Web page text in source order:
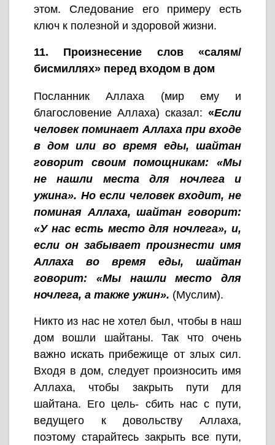
этом. Следование его примеру есть
ключ к полезной и здоровой жизни.
11. Произнесение слов «салям/
бисмиллях» перед входом в дом
Посланник Аллаха (мир ему и
благословение Аллаха) сказал: «Если
человек поминает Аллаха при входе
в дом или во время еды, шайтан
говорит своим помощникам: «Мы
не нашли места для ночлега и
ужина». Но если человек входит, не
поминая Аллаха, шайтан говорит:
«У нас есть место для ночлега», и,
если он забывает произнести имя
Аллаха во время еды, шайтан
говорит: «Мы нашли место для
ночлега, а также ужин». (Муслим).
Никто из нас не хотел был, чтобы в наш
дом вошли шайтаны. Так что очень
важно искать прибежище от злых сил.
Входя в дом, следует произносить имя
Аллаха, чтобы закрыть пути для
шайтана. Его цель- сбить нас с пути,
ведущего к довольству Аллаха,
поэтому старайтесь закрыть все пути,